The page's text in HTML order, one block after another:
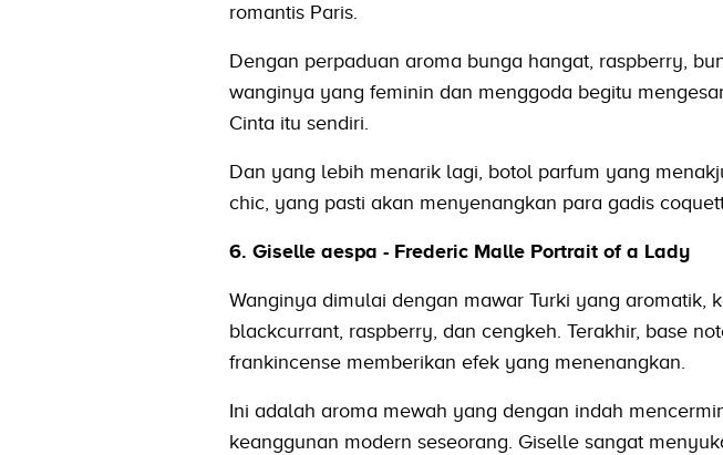
romantis Paris.
Dengan perpaduan aroma bunga hangat, raspberry,
wanginya yang feminin dan menggoda begitu
Cinta itu sendiri.
Dan yang lebih menarik lagi, botol parfum yang
chic, yang pasti akan menyenangkan para gadis
6. Giselle aespa - Frederic Malle Portrait of a Lady
Wanginya dimulai dengan mawar Turki yang aromatik,
blackcurrant, raspberry, dan cengkeh. Terakhir, base
frankincense memberikan efek yang menenangkan.
Ini adalah aroma mewah yang dengan indah
keanggunan modern seseorang. Giselle sangat